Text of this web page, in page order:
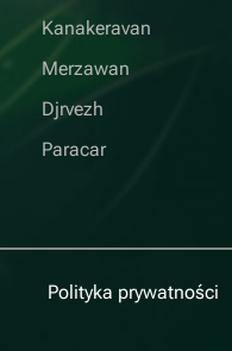
Kanakeravan
Merzawan
Djrvezh
Paracar
Polityka prywatności